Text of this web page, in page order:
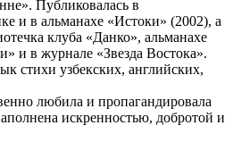
Публиковалась в
и в альманахе «Истоки» (2002), а
клуба «Данко», альманахе
и в журнале «Звезда Востока».
стихи узбекских, английских,
любила и пропагандировала
искренностью, добротой и